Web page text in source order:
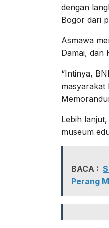
dengan
Bogor dari
Asmawa
Damai, dan
“Intinya,
masyarakat
Lebih
museum
BACA :
Perang